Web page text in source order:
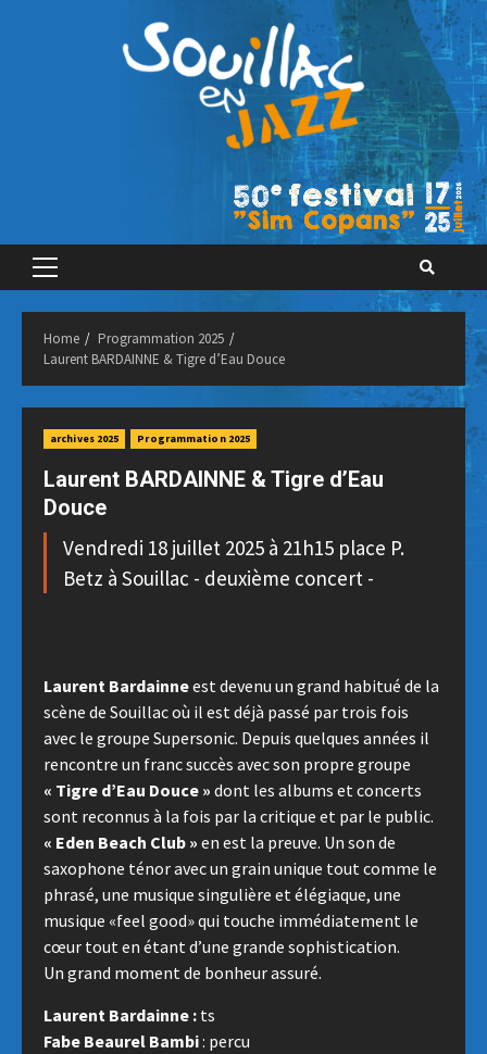
Primary
Home
Programmation 2025
Laurent BARDAINNE & Tigre d’Eau Douce
archives 2025 Programmation 2025
Laurent BARDAINNE & Tigre d’Eau
Douce
Vendredi 18 juillet 2025 à 21h15 place P.
Betz à Souillac - deuxième concert -
Laurent Bardainneest devenu un grand habitué de la
scène de Souillac où il est déjà passé par trois fois
avec le groupe Supersonic. Depuis quelques années il
rencontre un franc succès avec son propre groupe
« Tigre d’Eau Douce » dont les albums et concerts
sont reconnus à la fois par la critique et par le public.
« Eden Beach Club » en est la preuve. Un son de
saxophone ténor avec un grain unique tout comme le
phrasé, une musique singulière et élégiaque, une
musique «feel good» qui touche immédiatement le
cœur tout en étant d’une grande sophistication.
Un grand moment de bonheur assuré.
Laurent Bardainne : ts
Fabe Beaurel Bambi: percu